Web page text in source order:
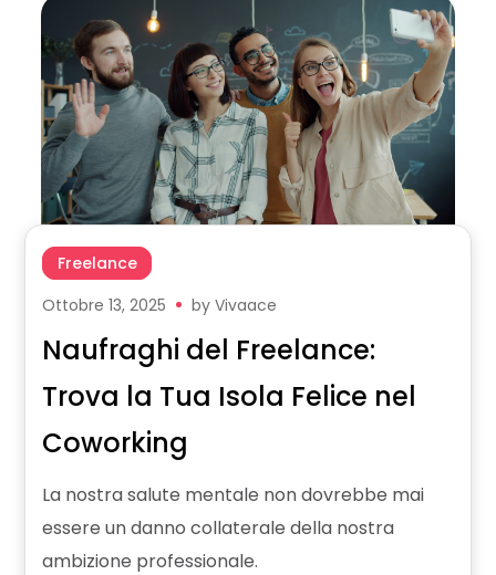
Freelance
Ottobre 13, 2025
byVivaace
Naufraghi del Freelance:
Trova la Tua Isola Felice nel
Coworking
La nostra salute mentale non dovrebbe mai
essere un danno collaterale della nostra
ambizione professionale.